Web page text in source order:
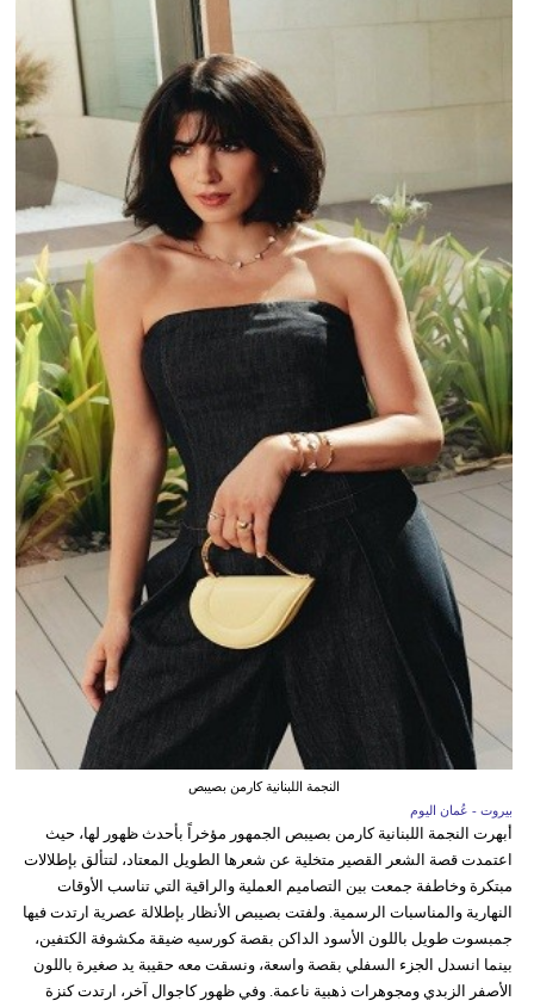
النجمة اللبنانية كارمن بصيبص
بيروت - عُمان اليوم
أبهرت النجمة اللبنانية كارمن بصيبص الجمهور مؤخراً بأحدث ظهور لها، حيث
اعتمدت قصة الشعر القصير متخلية عن شعرها الطويل المعتاد، لتتألق بإطلالات
مبتكرة وخاطفة جمعت بين التصاميم العملية والراقية التي تناسب الأوقات
النهارية والمناسبات الرسمية. ولفتت بصيبص الأنظار بإطلالة عصرية ارتدت فيها
جمبسوت طويل باللون الأسود الداكن بقصة كورسيه ضيقة مكشوفة الكتفين،
بينما انسدل الجزء السفلي بقصة واسعة، ونسقت معه حقيبة يد صغيرة باللون
الأصفر الزبدي ومجوهرات ذهبية ناعمة. وفي ظهور كاجوال آخر، ارتدت كنزة